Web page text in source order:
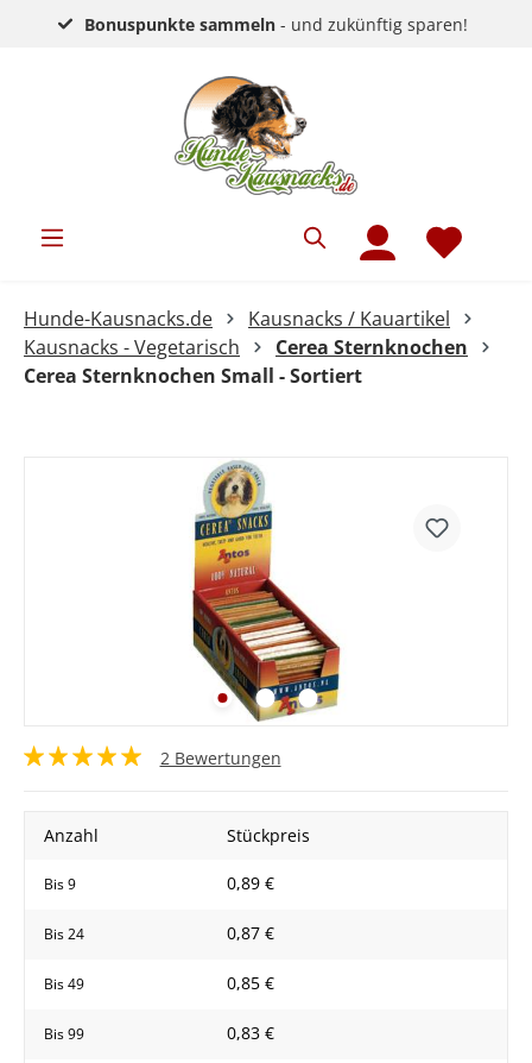
Bonuspunkte sammeln - und zukünftig sparen!
Hunde-Kausnacks.de
Kausnacks / Kauartikel
Kausnacks - Vegetarisch
Cerea Sternknochen
Cerea Sternknochen Small - Sortiert
2 Bewertungen
Anzahl Stückpreis
Bis9 0,89 €
Bis24 0,87 €
Bis49 0,85 €
Bis99 0,83 €